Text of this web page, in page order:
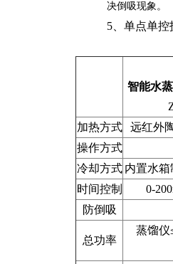
决倒吸现象。
5 、单点单
智能水
加热方式
远红外
操作方式
冷却方式 内置水箱
时间控制
0-
防倒吸
总功率
蒸馏仪